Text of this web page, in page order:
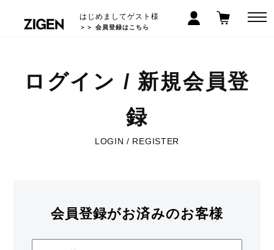
はじめましてゲスト様
＞＞ 会員登録はこちら
ログイン / 新規会員登
録
LOGIN / REGISTER
会員登録がお済みのお客様